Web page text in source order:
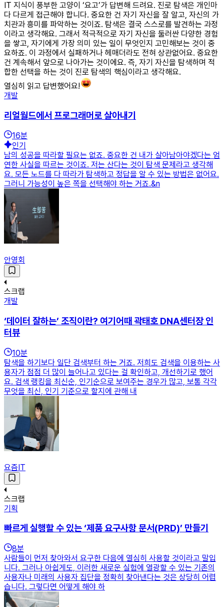
IT 지식이 풍부한 고양이 ‘요고’가 답변해 드려요. 진로 탐색은 개인마
다 다르게 접근해야 합니다. 중요한 건 자기 자신을 잘 알고, 자신의 가
치관과 흥미를 파악하는 것이죠. 탐색은 결국 스스로를 발견하는 과정
이라고 생각해요. 그래서 적극적으로 자기 자신을 둘러싼 다양한 경험
을 쌓고, 자기에게 가장 의미 있는 일이 무엇인지 고민해보는 것이 중
요하죠. 이 과정에서 실패하거나 헤매더라도 전혀 상관없어요. 중요한
건 계속해서 앞으로 나아가는 것이에요. 즉, 자기 자신을 탐색하며 적
합한 선택을 하는 것이 진로 탐색의 핵심이라고 생각해요.
열심히 읽고 답변했어요!
개발
리얼월드에서 프로그래머로 살아내기
16분
인기
남의 성공을 따라할 필요는 없죠. 중요한 건 내가 살아남아야겠다는 엄
연한 사실을 따르는 것이죠. 저는 산다는 것이 탐색 문제라고 생각해
요. 모든 노드를 다 따라가 탐색하고 정답을 알 수 있는 방법은 없어요.
그러니 가능성이 높은 쪽을 선택해야 하는 거죠.&n
안영회
스크랩
개발
‘데이터 잘하는’ 조직이란? 여기어때 곽태호 DNA센터장 인
터뷰
10분
탐색을 하기보다 일단 검색부터 하는 거죠. 저희도 검색을 이용하는 사
용자가 점점 더 많이 늘어나고 있다는 걸 확인하고, 개선하기로 했어
요. 검색 랭킹을 최신순, 인기순으로 보여주는 경우가 많고, 보통 각각
무엇을 최신, 인기 기준으로 할지에 관해 내
요즘IT
스크랩
기획
빠르게 실행할 수 있는 ‘제품 요구사항 문서(PRD)’ 만들기
8분
사람들이 먼저 찾아와서 요구한 다음에 열심히 사용할 것이라고 말입
니다. 그러나 아쉽게도, 이러한 새로운 실험에 열광할 수 있는 기존의
사용자나 미래의 사용자 집단을 정확히 찾아낸다는 것은 상당히 어렵
습니다. 그렇다면 어떻게 해야 하